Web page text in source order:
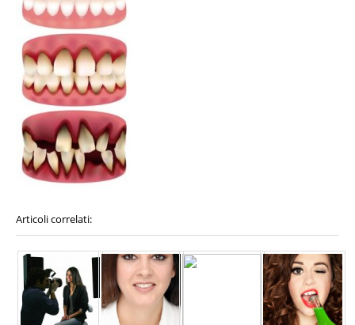
Articoli correlati: